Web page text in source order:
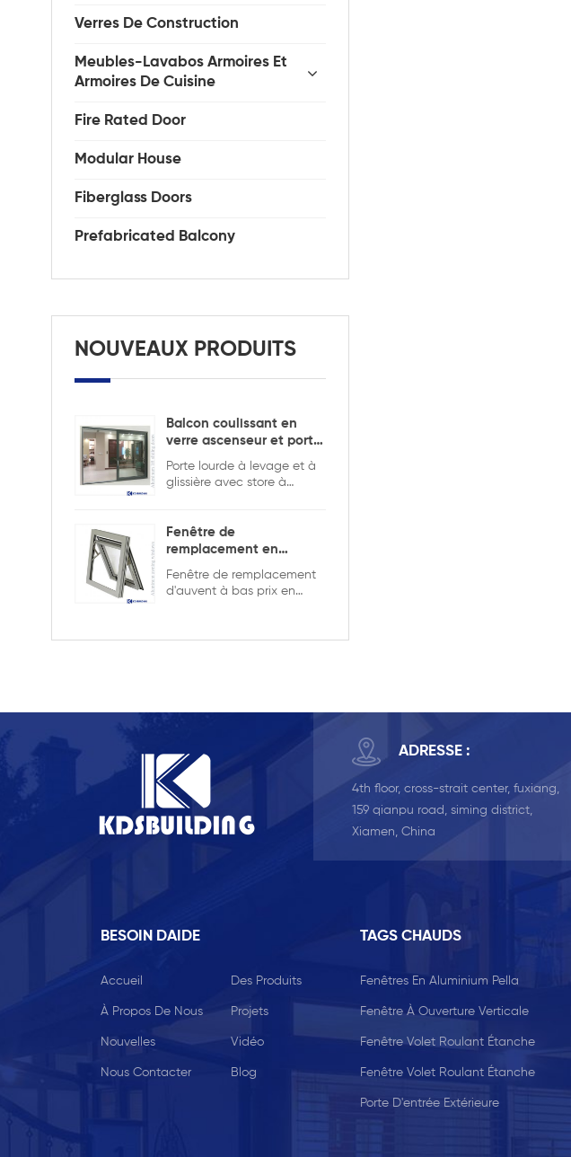
Verres De Construction
Meubles-Lavabos Armoires Et
Armoires De Cuisine
Fire Rated Door
Modular House
Fiberglass Doors
Prefabricated Balcony
NOUVEAUX PRODUITS
Balcon coulissant en
verre ascenseur et porte
coulissante
Porte lourde à levage et à
glissière avec store à
Fenêtre de
remplacement en
aluminium double
vitrage
Fenêtre de remplacement
d'auvent à bas prix en
avec la grille dans la
ADRESSE :
4th floor, cross-strait center, fuxiang,
159 qianpu road, siming district,
Xiamen, China
BESOIN DAIDE
Accueil Des Produits
À Propos De Nous Projets
Nouvelles Vidéo
Nous Contacter Blog
TAGS CHAUDS
Fenêtres En Aluminium Pella
Fenêtre À Ouverture Verticale
Fenêtre Volet Roulant Étanche
Fenêtre Volet Roulant Étanche
Porte D'entrée Extérieure